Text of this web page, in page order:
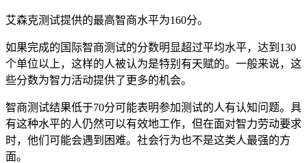
艾森克测试提供的最高智商水平为160分。
如果完成的国际智商测试的分数明显超过平均水平，达到130
个单位以上，这样的人被认为是特别有天赋的。一般来说，这
些分数为智力活动提供了更多的机会。
智商测试结果低于70分可能表明参加测试的人有认知问题。具
有这种水平的人仍然可以有效地工作，但在面对智力劳动要求
时，他们可能会遇到困难。社会行为也不是这类人最强的方
面。